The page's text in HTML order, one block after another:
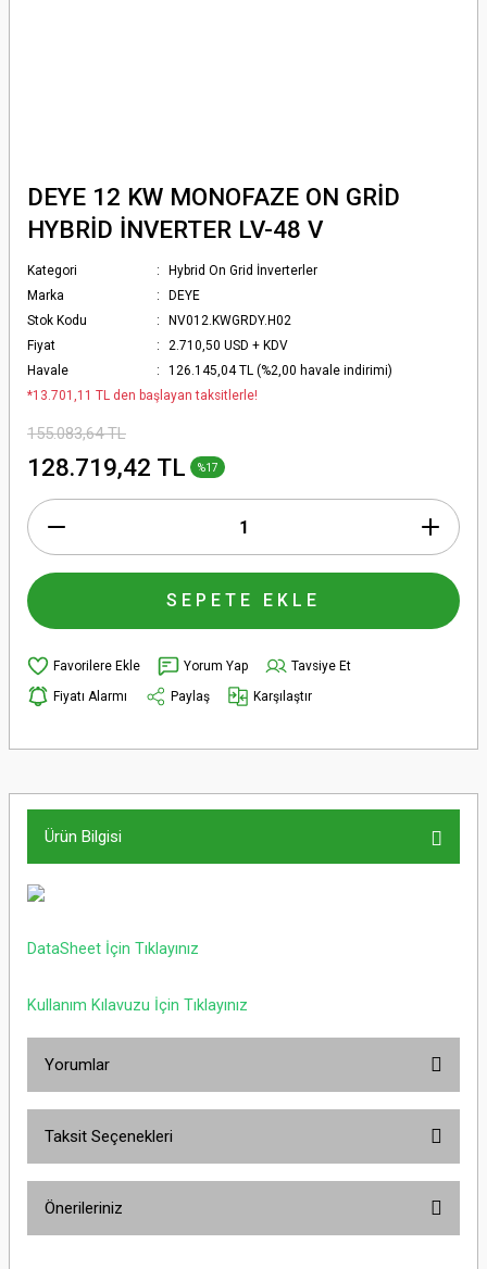
DEYE 12 KW MONOFAZE ON GRİD
HYBRİD İNVERTER LV-48 V
Kategori
Hybrid On Grid İnverterler
Marka
DEYE
Stok Kodu
NV012.KWGRDY.H02
Fiyat
2.710,50 USD + KDV
Havale
126.145,04 TL (%2,00 havale indirimi)
*13.701,11 TL den başlayan taksitlerle!
155.083,64 TL
128.719,42 TL %17
SEPETE EKLE
Yorum Yap
Tavsiye Et
Fiyatı Alarmı
Paylaş Karşılaştır
Ürün Bilgisi
DataSheet İçin Tıklayınız
Kullanım Kılavuzu İçin Tıklayınız
Yorumlar
Taksit Seçenekleri
Önerileriniz